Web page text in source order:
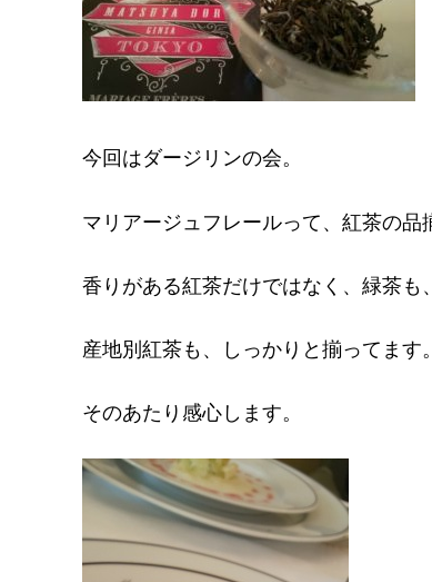
今回はダージリンの会。
マリアージュフレールって、紅茶の品
香りがある紅茶だけではなく、緑茶も
産地別紅茶も、しっかりと揃ってます。
そのあたり感心します。